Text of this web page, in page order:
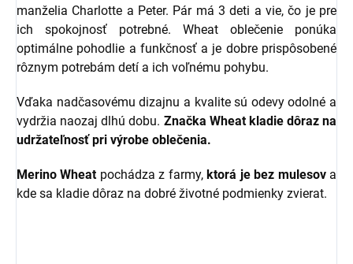
manželia Charlotte a Peter. Pár má 3 deti a vie, čo je pre
ich spokojnosť potrebné. Wheat oblečenie ponúka
optimálne pohodlie a funkčnosť a je dobre prispôsobené
rôznym potrebám detí a ich voľnému pohybu.
Vďaka nadčasovému dizajnu a kvalite sú odevy odolné a
vydržia naozaj dlhú dobu. Značka Wheat kladie dôraz na
udržateľnosť pri výrobe oblečenia.
Merino Wheatpochádza z farmy,ktorá je bez mulesova
kde sa kladie dôraz na dobré životné podmienky zvierat.